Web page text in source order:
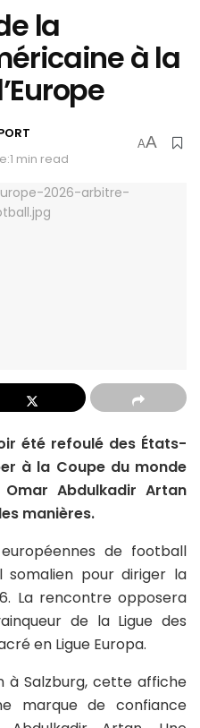
la
à la
min read
AA
été refoulé des États-
à la Coupe du monde
Abdulkadir Artan
manières.
européennes de football
somalien pour diriger la
La rencontre opposera
de la Ligue des
en Ligue Europa.
à Salzburg, cette affiche
marque de confiance